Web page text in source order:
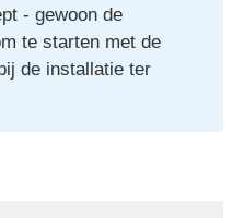
- gewoon de
te starten met de
de installatie ter